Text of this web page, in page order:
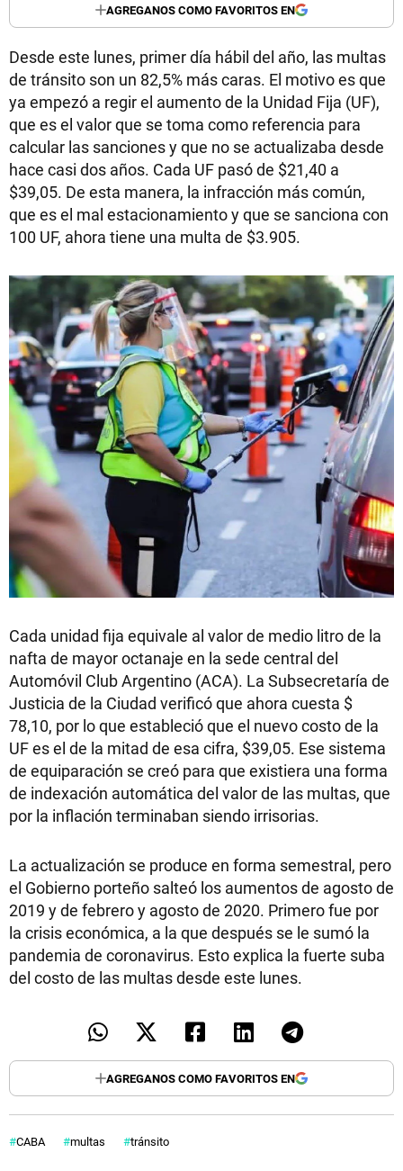
AGREGANOS COMO FAVORITOS EN
Desde este lunes, primer día hábil del año, las multas
de tránsito son un 82,5% más caras. El motivo es que
ya empezó a regir el aumento de la Unidad Fija (UF),
que es el valor que se toma como referencia para
calcular las sanciones y que no se actualizaba desde
hace casi dos años. Cada UF pasó de $21,40 a
$39,05. De esta manera, la infracción más común,
que es el mal estacionamiento y que se sanciona con
100 UF, ahora tiene una multa de $3.905.
Cada unidad fija equivale al valor de medio litro de la
nafta de mayor octanaje en la sede central del
Automóvil Club Argentino (ACA). La Subsecretaría de
Justicia de la Ciudad verificó que ahora cuesta $
78,10, por lo que estableció que el nuevo costo de la
UF es el de la mitad de esa cifra, $39,05. Ese sistema
de equiparación se creó para que existiera una forma
de indexación automática del valor de las multas, que
por la inflación terminaban siendo irrisorias.
La actualización se produce en forma semestral, pero
el Gobierno porteño salteó los aumentos de agosto de
2019 y de febrero y agosto de 2020. Primero fue por
la crisis económica, a la que después se le sumó la
pandemia de coronavirus. Esto explica la fuerte suba
del costo de las multas desde este lunes.
AGREGANOS COMO FAVORITOS EN
CABA multas tránsito